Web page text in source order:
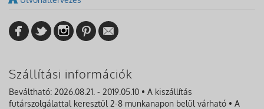
Szállítási információk
Beváltható: 2026.08.21. - 2019.05.10 • A kiszállítás
futárszolgálattal keresztül 2-8 munkanapon belül várható • A